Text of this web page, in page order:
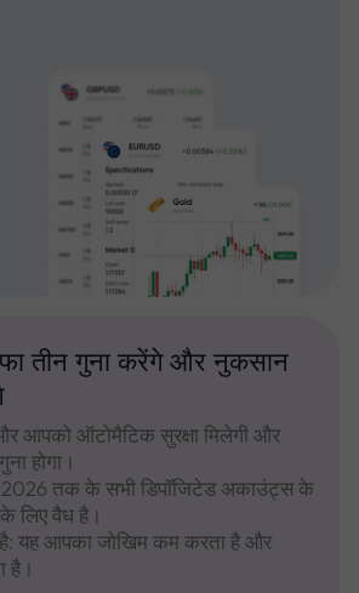
तीन गुना करेंगे और नुकसान
आपको ऑटोमैटिक सुरक्षा मिलेगी और
होगा।
तक के सभी डिपॉजिटेड अकाउंट्स के
लिए वैध है।
यह आपका जोखिम कम करता है और
है।